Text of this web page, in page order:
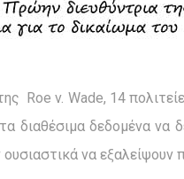
Roe v. Wade, 14
διαθέσιμα δεδομένα να
να